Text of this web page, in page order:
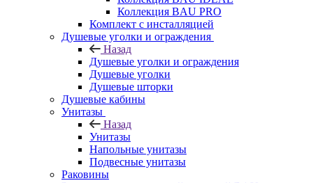
Коллекция BAU PRO
Комплект с инсталляцией
Душевые уголки и ограждения
Назад
Душевые уголки и ограждения
Душевые уголки
Душевые шторки
Душевые кабины
Унитазы
Назад
Унитазы
Напольные унитазы
Подвесные унитазы
Раковины